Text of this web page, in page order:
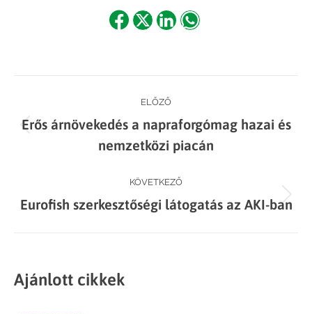
ShareShareShareShare
navigation
ELŐZŐ
Previous
post:
Erős árnövekedés a napraforgómag hazai és
nemzetközi piacán
KÖVETKEZŐ
Next
Eurofish szerkesztőségi látogatás az AKI-ban
Ajánlott cikkek